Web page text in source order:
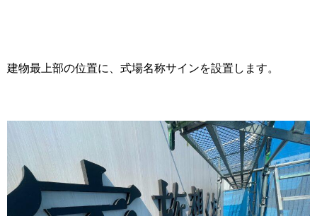
建物最上部の位置に、式場名称サインを設置します。